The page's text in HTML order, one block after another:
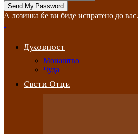
А лозинка ќе ви биде испратено до вас.
Духовност
Монаштво
Чуда
Свети Отци